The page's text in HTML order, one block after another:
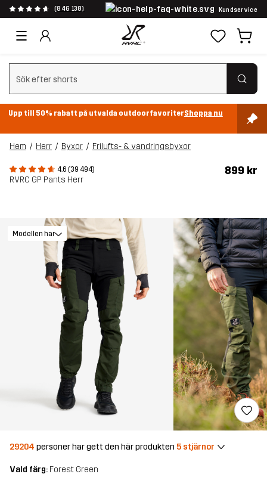
(846 138) Kundservice
Rensa sök
Upp till 50% rabatt på utvalda outdoorfavoriterShoppa nu
Hem Herr Byxor Frilufts- & vandringsbyxor
4.6 (39 494)
RVRC GP Pants Herr
899 kr
Modellen har
29204 personer har gett den här produkten 5 stjärnor
Vald färg: Forest Green